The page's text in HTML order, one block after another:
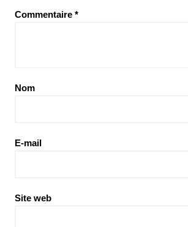
Commentaire *
Nom
E-mail
Site web